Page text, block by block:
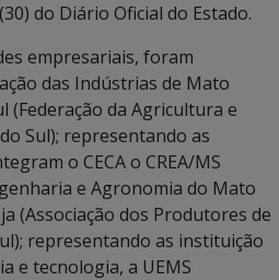
do Diário Oficial do Estado.
empresariais, foram
das Indústrias de Mato
(Federação da Agricultura e
Sul); representando as
o CECA o CREA/MS
e Agronomia do Mato
(Associação dos Produtores de
representando as instituição
e tecnologia, a UEMS